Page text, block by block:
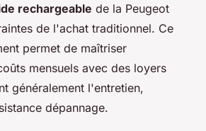
rechargeable de la Peugeot
de l'achat traditionnel. Ce
permet de maîtriser
mensuels avec des loyers
généralement l'entretien,
dépannage.